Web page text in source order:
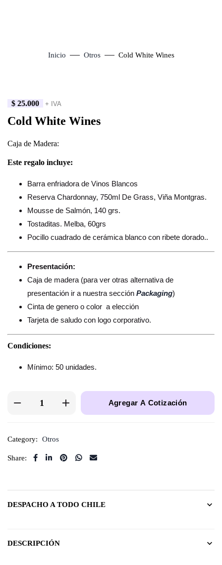
Inicio Otros Cold White Wines
Click to enlarge
$ 25.000 + IVA
Cold White Wines
Caja de Madera:
Este regalo incluye:
Barra enfriadora de Vinos Blancos
Reserva Chardonnay, 750ml De Grass, Viña Montgras.
Mousse de Salmón, 140 grs.
Tostaditas. Melba, 60grs
Pocillo cuadrado de cerámica blanco con ribete dorado..
Presentación:
Caja de madera (para ver otras alternativa de
presentación ir a nuestra sección Packaging)
Cinta de genero o color a elección
Tarjeta de saludo con logo corporativo.
Condiciones:
Mínimo: 50 unidades.
Agregar A Cotización
Category: Otros
Share:
DESPACHO A TODO CHILE
DESCRIPCIÓN